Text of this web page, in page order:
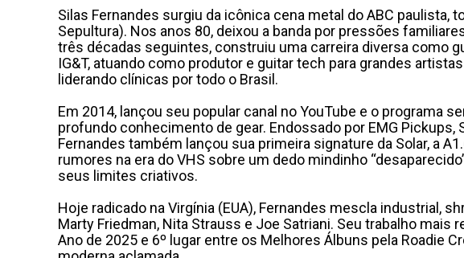
Silas Fernandes surgiu da icônica cena metal do ABC
Sepultura). Nos anos 80, deixou a banda por pressões
três décadas seguintes, construiu uma carreira diversa como
IG&T, atuando como produtor e guitar tech para grandes
liderando clínicas por todo o Brasil.
Em 2014, lançou seu popular canal no YouTube e o programa
profundo conhecimento de gear. Endossado por EMG
Fernandes também lançou sua primeira signature da Solar, a
rumores na era do VHS sobre um dedo mindinho
seus limites criativos.
Hoje radicado na Virgínia (EUA), Fernandes mescla industrial,
Marty Friedman, Nita Strauss e Joe Satriani. Seu trabalho
Ano de 2025 e 6º lugar entre os Melhores Álbuns pela Roadie